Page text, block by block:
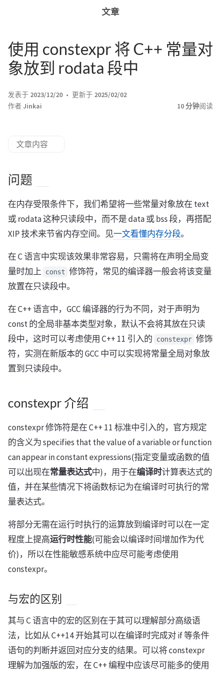
文章
使用 constexpr 将 C++ 常量对
象放到 rodata 段中
发表于 2023/12/20 更新于 2025/02/02
作者 Jinkai 10 分钟阅读
文章内容
问题
在内存受限条件下，我们希望将一些常量对象放在 text
或 rodata 这种只读段中，而不是 data 或 bss 段，再搭配
XIP 技术来节省内存空间。见一文看懂内存分段。
在 C 语言中实现该效果非常容易，只需将在声明全局变
量时加上
const 修饰符，常见的编译器一般会将该变量
放置在只读段中。
在 C++ 语言中，GCC 编译器的行为不同，对于声明为
const 的全局非基本类型对象，默认不会将其放在只读
段中，这时可以考虑使用 C++ 11 引入的
constexpr 修饰
符，实测在新版本的 GCC 中可以实现将常量全局对象放
置到只读段中。
constexpr 介绍
constexpr 修饰符是在 C++ 11 标准中引入的，官方规定
的含义为 specifies that the value of a variable or function
can appear in constant expressions(指定变量或函数的值
可以出现在常量表达式中)，用于在编译时计算表达式的
值，并在某些情况下将函数标记为在编译时可执行的常
量表达式。
将部分无需在运行时执行的运算放到编译时可以在一定
程度上提高运行时性能(可能会以编译时间增加作为代
价)，所以在性能敏感系统中应尽可能考虑使用
constexpr。
与宏的区别
其与 C 语言中的宏的区别在于其可以理解部分高级语
法，比如从 C++14 开始其可以在编译时完成对 if 等条件
语句的判断并返回对应分支的结果。可以将 constexpr
理解为加强版的宏，在 C++ 编程中应该尽可能多的使用